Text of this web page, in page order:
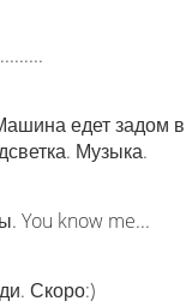
едет задом
Музыка.
You know me...
Скоро:)